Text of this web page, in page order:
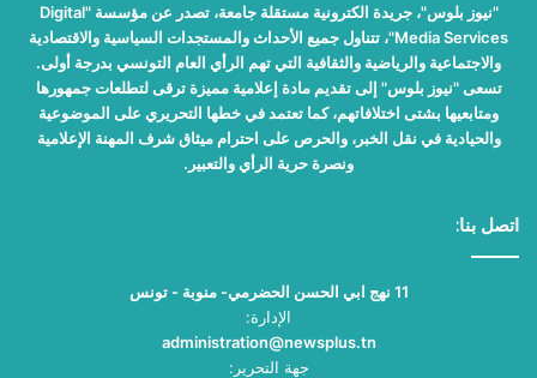
"نيوز بلوس"، جريدة الكترونية مستقلة جامعة، تصدر عن مؤسسة "Digital
Media Services"، تتناول جميع الأحداث والمستجدات السياسية والاقتصادية
والاجتماعية والرياضية والثقافية التي تهم الرأي العام التونسي بدرجة أولى.
تسعى "نيوز بلوس" إلى تقديم مادة إعلامية مميزة ترقى لتطلعات جمهورها
ومتابعيها بشتى اختلافاتهم، كما تعتمد في خطها التحريري على الموضوعية
والحيادية في نقل الخبر، والحرص على احترام ميثاق شرف المهنة الإعلامية
ونصرة حرية الرأي والتعبير.
اتصل بنا:
11 نهج ابي الحسن الحضرمي- منوبة - تونس
الإدارة:
administration@newsplus.tn
جهة التحرير: